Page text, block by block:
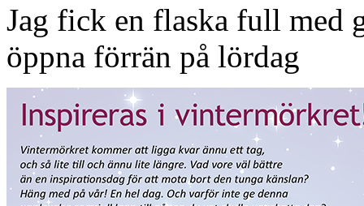
Jag fick en flaska full med
öppna förrän på lördag